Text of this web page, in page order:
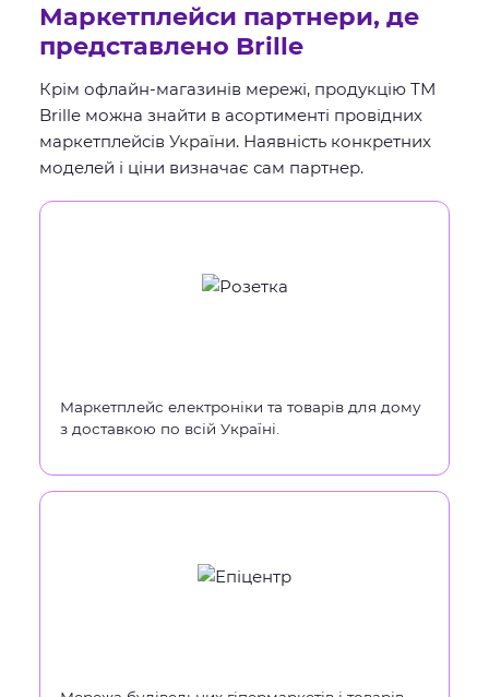
Маркетплейси партнери, де
представлено Brille
Крім офлайн-магазинів мережі, продукцію ТМ
Brille можна знайти в асортименті провідних
маркетплейсів України. Наявність конкретних
моделей і ціни визначає сам партнер.
Маркетплейс електроніки та товарів для дому
з доставкою по всій Україні.